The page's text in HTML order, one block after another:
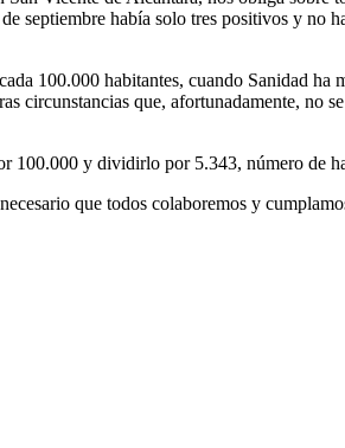
septiembre había solo tres positivos y
100.000 habitantes, cuando Sanidad
circunstancias que, afortunadamente, no
100.000 y dividirlo por 5.343, número de
que todos colaboremos y